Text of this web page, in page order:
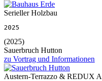
Serieller Holzbau
2025
(2025)
Sauerbruch Hutton
zu Vortrag und Informationen
Austern-Terrazzo & REDUX